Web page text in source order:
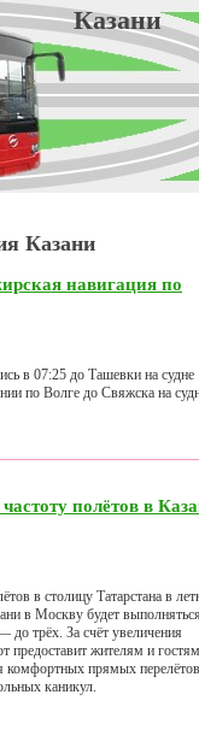
Казани
навигация по
в 07:25 до Ташевки на судне
по Волге до Свяжска на
полётов в
в столицу Татарстана в
в Москву будет
до трёх. За счёт увеличения
предоставит жителям и гостям
комфортных прямых
каникул.